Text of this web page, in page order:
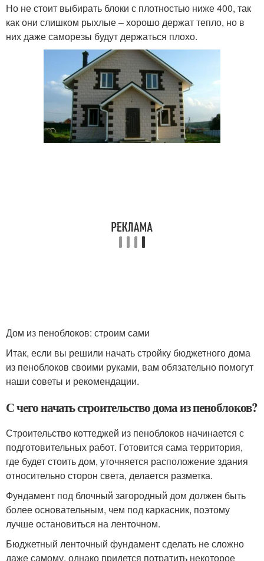
Но не стоит выбирать блоки с плотностью ниже 400, так
как они слишком рыхлые – хорошо держат тепло, но в
них даже саморезы будут держаться плохо.
Дом из пеноблоков: строим сами
Итак, если вы решили начать стройку бюджетного дома
из пеноблоков своими руками, вам обязательно помогут
наши советы и рекомендации.
С чего начать строительство дома из пеноблоков?
Строительство коттеджей из пеноблоков начинается с
подготовительных работ. Готовится сама территория,
где будет стоить дом, уточняется расположение здания
относительно сторон света, делается разметка.
Фундамент под блочный загородный дом должен быть
более основательным, чем под каркасник, поэтому
лучше остановиться на ленточном.
Бюджетный ленточный фундамент сделать не сложно
даже самому, однако придется потратить некоторое